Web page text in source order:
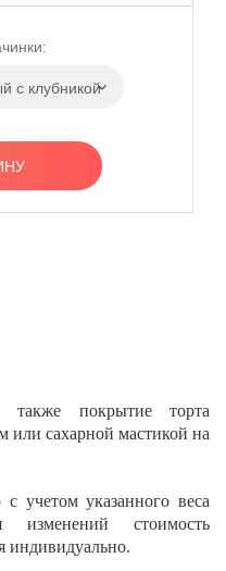
с клубникой
покрытие торта
сахарной мастикой на
учетом указанного веса
стоимость
индивидуально.